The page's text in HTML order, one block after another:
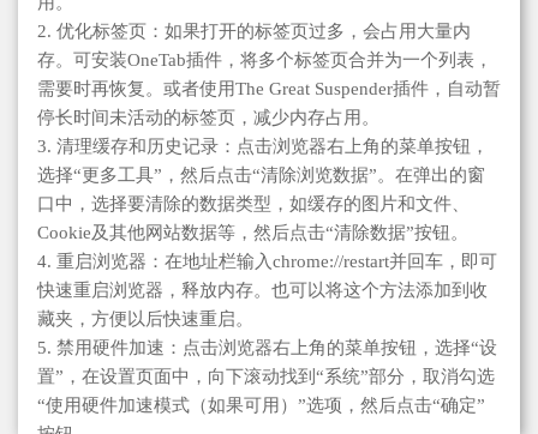
2. 优化标签页：如果打开的标签页过多，会占用大量内
存。可安装OneTab插件，将多个标签页合并为一个列表，
需要时再恢复。或者使用The Great Suspender插件，自动暂
停长时间未活动的标签页，减少内存占用。
3. 清理缓存和历史记录：点击浏览器右上角的菜单按钮，
选择“更多工具”，然后点击“清除浏览数据”。在弹出的窗
口中，选择要清除的数据类型，如缓存的图片和文件、
Cookie及其他网站数据等，然后点击“清除数据”按钮。
4. 重启浏览器：在地址栏输入chrome://restart并回车，即可
快速重启浏览器，释放内存。也可以将这个方法添加到收
藏夹，方便以后快速重启。
5. 禁用硬件加速：点击浏览器右上角的菜单按钮，选择“设
置”，在设置页面中，向下滚动找到“系统”部分，取消勾选
“使用硬件加速模式（如果可用）”选项，然后点击“确定”